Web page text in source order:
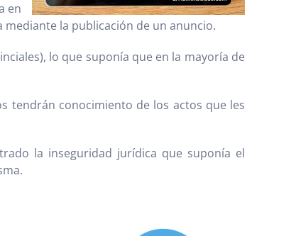
en
la publicación de un anuncio.
lo que suponía que en la mayoría de
tendrán conocimiento de los actos que les
la inseguridad jurídica que suponía el